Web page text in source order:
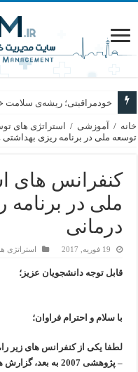
خودمراقبتی؛ ریشه‌ی سلامت
خانه / آموزشی / استراتژی های
توسعه ملی در برنامه ریزی بهداشتی
کنفرانس های
ملی در برنامه
درمانی
19 فوریه, 2017 استراتژی
قابل توجه دانشجویان عزیز؛
با سلام و احترام فراوان؛
لطفا یکی از کنفرانس های زیر
– پژوهشی 2007 به بعد، گزارش های مستند علمی و اسناد ملی